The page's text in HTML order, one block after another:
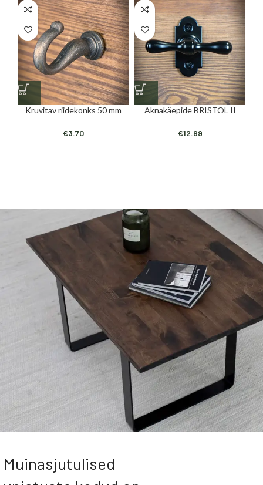
Kruvitav riidekonks 50 mm
€3.70
Aknakäepide BRISTOL II
€12.99
Tugevad
üksikasjad
Muinasjutulised